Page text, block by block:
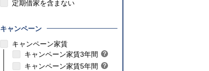
ト
定期借家を含まない
キャンペーン
キャンペーン家賃
キャンペーン家賃3年間 ？
ヒ
キャンペーン家賃5年間 ？
こちら
こちら